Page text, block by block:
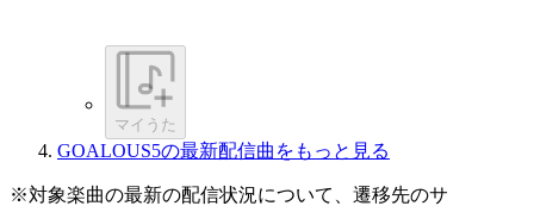
マイうた
GOALOUS5の最新配信曲をもっと見る
※対象楽曲の最新の配信状況について、遷移先のサ